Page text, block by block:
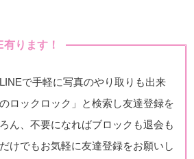
ります！
で手軽に写真のやり取りも出来
ロックロック」と検索し友達登録を
ん、不要になればブロックも退会も
けでもお気軽に友達登録をお願いし